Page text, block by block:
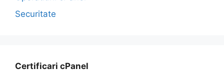
Securitate
Certificari cPanel